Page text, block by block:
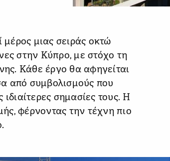
μιας σειράς οκτώ
στην Κύπρο, με στόχο τη
Κάθε έργο θα αφηγείται
από συμβολισμούς που
σημασίες τους. Η
φέρνοντας την τέχνη πιο